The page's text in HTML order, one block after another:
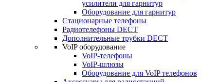
усилители для гарнитур
Оборудование для гарнитур
Стационарные телефоны
Радиотелефоны DECT
Дополнительные трубки DECT
VoIP оборудование
VoIP-телефоны
VoIP-шлюзы
Оборудование для VoIP телефонов